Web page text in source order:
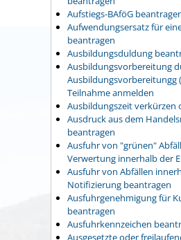
Aufstiegs-BAföG
Aufwendungsersatz für
beantragen
Ausbildungsduldung
Ausbildungsvorbereitung
Ausbildungsvorbereitungg
Teilnahme anmelden
Ausbildungszeit verkürzen
Ausdruck aus dem
beantragen
Ausfuhr von "grünen"
Verwertung innerhalb der
Ausfuhr von Abfällen
Notifizierung beantragen
Ausfuhrgenehmigung für
beantragen
Ausfuhrkennzeichen
Ausgesetzte oder